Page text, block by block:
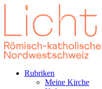
Rubriken
Meine Kirche